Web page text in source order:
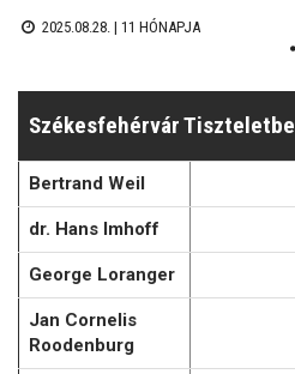
2025.08.28. | 11 HÓNAPJA
Székesfehérvár
Bertrand Weil
dr. Hans Imhoff
George Loranger
Jan Cornelis
Roodenburg